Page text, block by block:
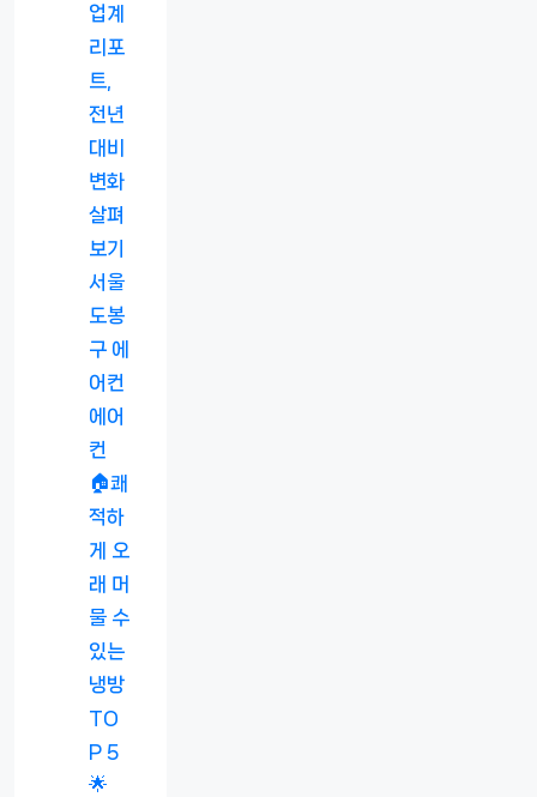
업계
리포
트,
전년
대비
변화
살펴
보기
서울
도봉
구 에
어컨
에어
컨
🏠쾌
적하
게 오
래 머
물 수
있는
냉방
TO
P 5
🌟